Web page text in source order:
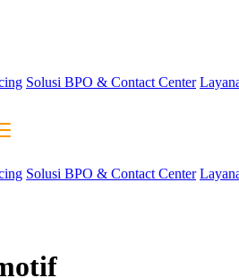
Solusi BPO & Contact Center
Solusi BPO & Contact Center